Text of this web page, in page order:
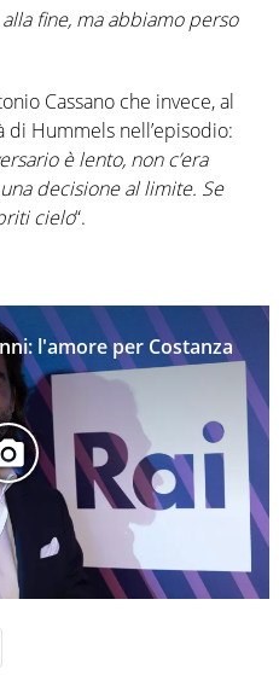
fine, ma abbiamo perso
Cassano che invece, al
di Hummels nell’episodio:
è lento, non c’era
decisione al limite. Se
cielo“.
l'amore per Costanza